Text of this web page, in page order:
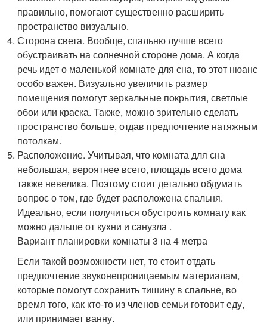
правильно, помогают существенно расширить
пространство визуально.
Сторона света. Вообще, спальню лучше всего
обустраивать на солнечной стороне дома. А когда
речь идет о маленькой комнате для сна, то этот нюанс
особо важен. Визуально увеличить размер
помещения помогут зеркальные покрытия, светлые
обои или краска. Также, можно зрительно сделать
пространство больше, отдав предпочтение натяжным
потолкам.
Расположение. Учитывая, что комната для сна
небольшая, вероятнее всего, площадь всего дома
также невелика. Поэтому стоит детально обдумать
вопрос о том, где будет расположена спальня.
Идеально, если получиться обустроить комнату как
можно дальше от кухни и санузла .
Вариант планировки комнаты 3 на 4 метра
Если такой возможности нет, то стоит отдать
предпочтение звуконепроницаемым материалам,
которые помогут сохранить тишину в спальне, во
время того, как кто-то из членов семьи готовит еду,
или принимает ванну.